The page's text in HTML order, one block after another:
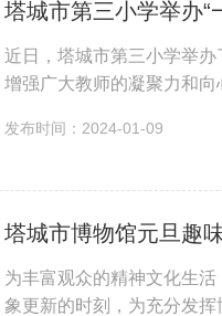
近日，塔城市第三小学举办
增强广大教师的凝聚力和
作等...
发布时间：2024-01-09
塔城市博物馆元旦趣
为丰富观众的精神文化生
象更新的时刻，为充分发